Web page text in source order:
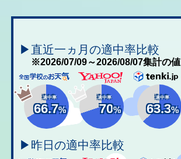
▶直近一ヵ月の適中率比較
※2026/07/09～2026/08/07集計の値
適中率
66.7%
適中率
70%
適中率
63.3%
▶昨日の適中率比較